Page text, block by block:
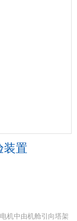
装置
机中由机舱引向塔架